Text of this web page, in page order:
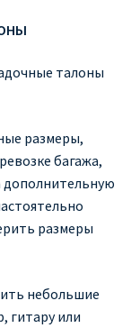
талоны
размеры,
багажа,
дополнительную
размеры
небольшие
гитару или